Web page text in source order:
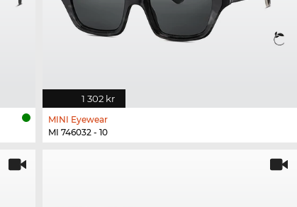
1 302 kr
MINI Eyewear
MI 746032 - 10